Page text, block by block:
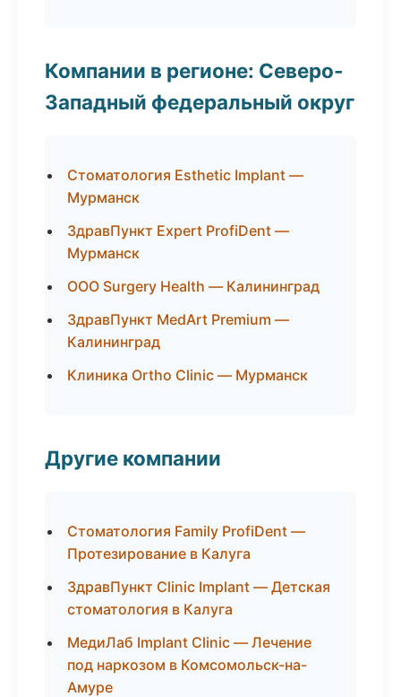
Компании в регионе: Северо-
Западный федеральный округ
Стоматология Esthetic Implant —
Мурманск
ЗдравПункт Expert ProfiDent —
Мурманск
ООО Surgery Health — Калининград
ЗдравПункт MedArt Premium —
Калининград
Клиника Ortho Clinic — Мурманск
Другие компании
Стоматология Family ProfiDent —
Протезирование в Калуга
ЗдравПункт Clinic Implant — Детская
стоматология в Калуга
МедиЛаб Implant Clinic — Лечение
под наркозом в Комсомольск-на-
Амуре